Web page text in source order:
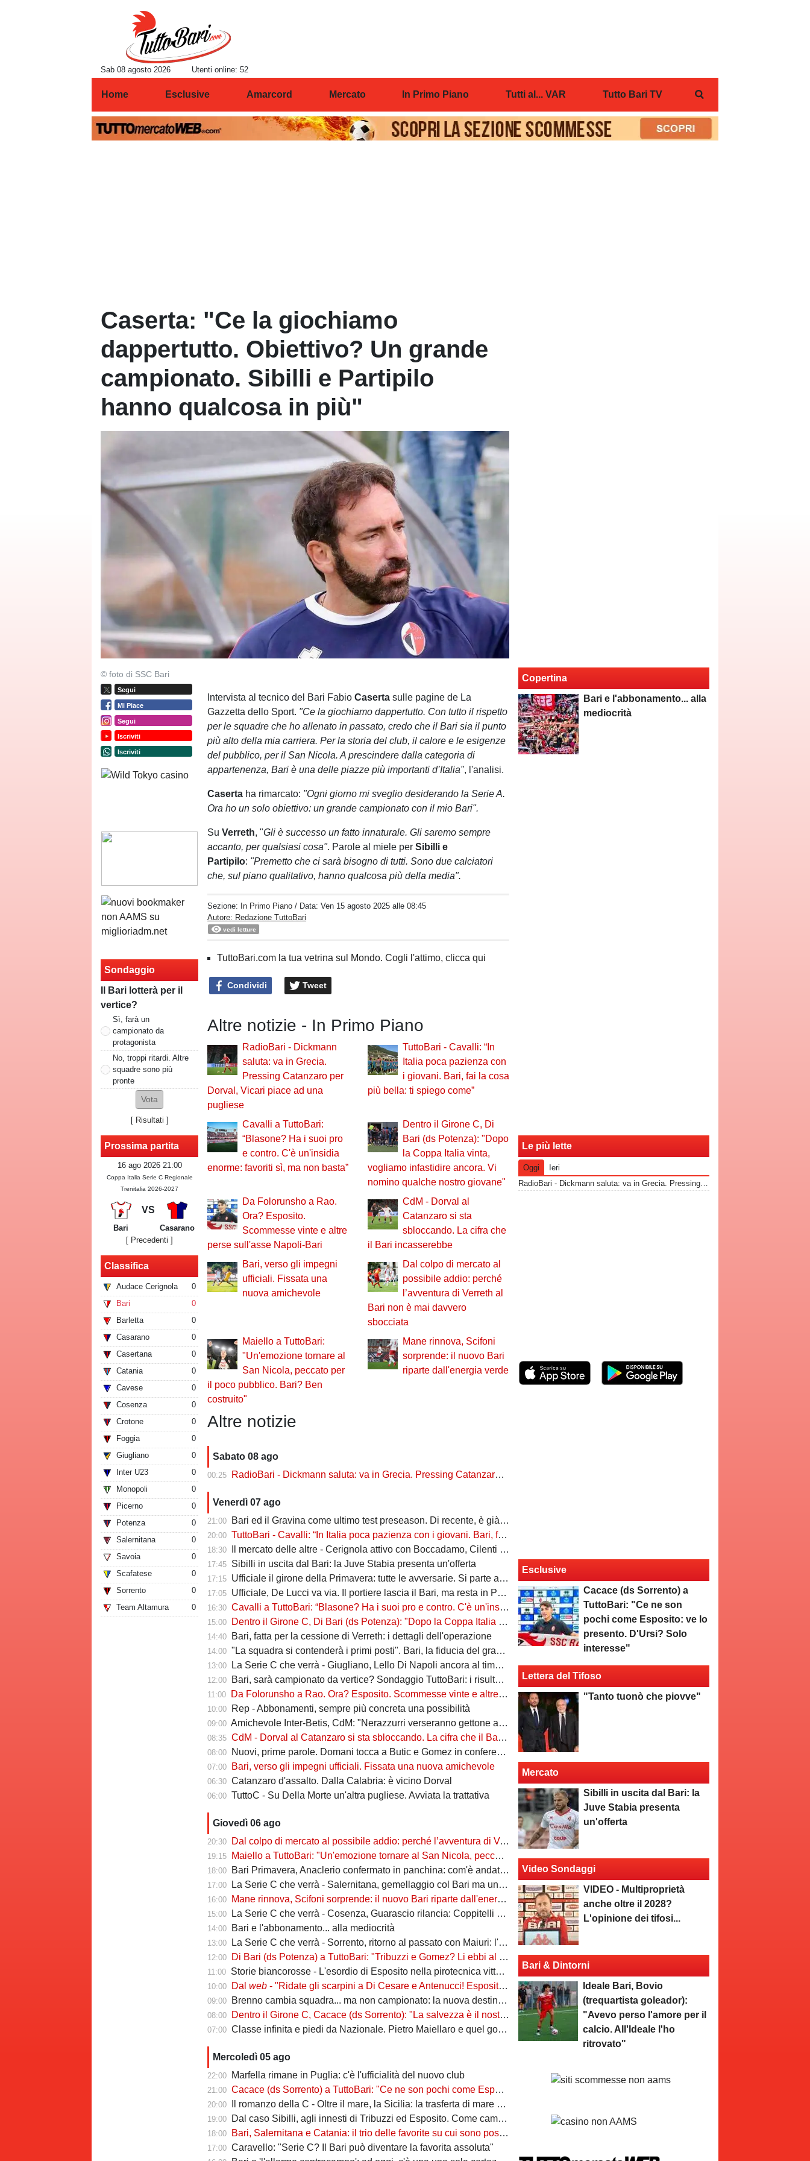
Sab 08 agosto 2026 Utenti online: 52
Home Esclusive Amarcord Mercato In Primo Piano Tutti al... VAR Tutto Bari TV
Caserta: "Ce la giochiamo
dappertutto. Obiettivo? Un grande
campionato. Sibilli e Partipilo
hanno qualcosa in più"
© foto di SSC Bari
Segui
Mi Piace
Segui
Iscriviti
Iscriviti
Sondaggio
Il Bari lotterà per il
vertice?
Sì, farà un
campionato da
protagonista
No, troppi ritardi. Altre
squadre sono più
pronte
[ Risultati ]
Prossima partita
16 ago 2026 21:00
Coppa Italia Serie C Regionale
Trenitalia 2026-2027
VS
Bari
Casarano
[ Precedenti ]
Classifica
Audace Cerignola
0
Bari
0
Barletta
0
Casarano
0
Casertana
0
Catania
0
Cavese
0
Cosenza
0
Crotone
0
Foggia
0
Giugliano
0
Inter U23
0
Monopoli
0
Picerno
0
Potenza
0
Salernitana
0
Savoia
0
Scafatese
0
Sorrento
0
Team Altamura
0
Intervista al tecnico del Bari FabioCasertasulle pagine de La
Gazzetta dello Sport. "Ce la giochiamo dappertutto. Con tutto il rispetto
per le squadre che ho allenato in passato, credo che il Bari sia il punto
più alto della mia carriera. Per la storia del club, il calore e le esigenze
del pubblico, per il San Nicola. A prescindere dalla categoria di
appartenenza, Bari è una delle piazze più importanti d’Italia", l'analisi.
Caserta ha rimarcato: "Ogni giorno mi sveglio desiderando la Serie A.
Ora ho un solo obiettivo: un grande campionato con il mio Bari".
SuVerreth, "Gli è successo un fatto innaturale. Gli saremo sempre
accanto, per qualsiasi cosa". Parole al miele perSibilli e
Partipilo: "Premetto che ci sarà bisogno di tutti. Sono due calciatori
che, sul piano qualitativo, hanno qualcosa più della media".
Sezione: In Primo Piano / Data:Ven 15 agosto 2025 alle 08:45
Autore: Redazione TuttoBari
vedi letture
TuttoBari.com la tua vetrina sul Mondo. Cogli l'attimo, clicca qui
Condividi Tweet
Altre notizie - In Primo Piano
RadioBari - Dickmann
saluta: va in Grecia.
Pressing Catanzaro per
Dorval, Vicari piace ad una
pugliese
TuttoBari - Cavalli: “In
Italia poca pazienza con
i giovani. Bari, fai la cosa
più bella: ti spiego come”
Cavalli a TuttoBari:
“Blasone? Ha i suoi pro
e contro. C'è un'insidia
enorme: favoriti sì, ma non basta”
Dentro il Girone C, Di
Bari (ds Potenza): "Dopo
la Coppa Italia vinta,
vogliamo infastidire ancora. Vi
nomino qualche nostro giovane"
Da Folorunsho a Rao.
Ora? Esposito.
Scommesse vinte e altre
perse sull'asse Napoli-Bari
CdM - Dorval al
Catanzaro si sta
sbloccando. La cifra che
il Bari incasserebbe
Bari, verso gli impegni
ufficiali. Fissata una
nuova amichevole
Dal colpo di mercato al
possibile addio: perché
l’avventura di Verreth al
Bari non è mai davvero
sbocciata
Maiello a TuttoBari:
"Un'emozione tornare al
San Nicola, peccato per
il poco pubblico. Bari? Ben
costruito"
Mane rinnova, Scifoni
sorprende: il nuovo Bari
riparte dall'energia verde
Altre notizie
Sabato 08 ago
00:25 RadioBari - Dickmann saluta: va in Grecia. Pressing Catanzaro per Dorval, Vicari piace ad una pugliese
Venerdì 07 ago
21:00 Bari ed il Gravina come ultimo test preseason. Di recente, è già successo due volte
20:00 TuttoBari - Cavalli: “In Italia poca pazienza con i giovani. Bari, fai la cosa più bella: ti spiego come”
18:30 Il mercato delle altre - Cerignola attivo con Boccadamo, Cilenti e Padula. Casertana su Antonio Ferrara. Della Morte piace al Foggia
17:45 Sibilli in uscita dal Bari: la Juve Stabia presenta un'offerta
17:15 Ufficiale il girone della Primavera: tutte le avversarie. Si parte a settembre
17:05 Ufficiale, De Lucci va via. Il portiere lascia il Bari, ma resta in Puglia
16:30 Cavalli a TuttoBari: “Blasone? Ha i suoi pro e contro. C'è un'insidia enorme: favoriti sì, ma non basta”
15:00 Dentro il Girone C, Di Bari (ds Potenza): "Dopo la Coppa Italia vinta, vogliamo infastidire ancora. Vi nomino qualche nostro giovane"
14:40 Bari, fatta per la cessione di Verreth: i dettagli dell'operazione
14:00 "La squadra si contenderà i primi posti". Bari, la fiducia del grande ex
13:00 La Serie C che verrà - Giugliano, Lello Di Napoli ancora al timone: il re delle salvezze vuole evitare un'altra stagione da brividi
12:00 Bari, sarà campionato da vertice? Sondaggio TuttoBari: i risultati provvisori
11:00 Da Folorunsho a Rao. Ora? Esposito. Scommesse vinte e altre perse sull'asse Napoli-Bari
10:00 Rep - Abbonamenti, sempre più concreta una possibilità
09:00 Amichevole Inter-Betis, CdM: "Nerazzurri verseranno gettone al Bari. E verrà girato al Comune"
08:35 CdM - Dorval al Catanzaro si sta sbloccando. La cifra che il Bari incasserebbe
08:00 Nuovi, prime parole. Domani tocca a Butic e Gomez in conferenza
07:00 Bari, verso gli impegni ufficiali. Fissata una nuova amichevole
06:30 Catanzaro d'assalto. Dalla Calabria: è vicino Dorval
06:00 TuttoC - Su Della Morte un'altra pugliese. Avviata la trattativa
Giovedì 06 ago
20:30 Dal colpo di mercato al possibile addio: perché l’avventura di Verreth al Bari non è mai davvero sbocciata
19:15 Maiello a TuttoBari: "Un'emozione tornare al San Nicola, peccato per il poco pubblico. Bari? Ben costruito"
18:00 Bari Primavera, Anaclerio confermato in panchina: com'è andata la scorsa stagione?
17:00 La Serie C che verrà - Salernitana, gemellaggio col Bari ma una sola missione: tornare subito in Serie B
16:00 Mane rinnova, Scifoni sorprende: il nuovo Bari riparte dall'energia verde
15:00 La Serie C che verrà - Cosenza, Guarascio rilancia: Coppitelli per riportare i lupi in Serie B
14:00 Bari e l'abbonamento... alla mediocrità
13:00 La Serie C che verrà - Sorrento, ritorno al passato con Maiuri: l'obiettivo è una salvezza senza affanni
12:00 Di Bari (ds Potenza) a TuttoBari: "Tribuzzi e Gomez? Li ebbi al Crotone. Alessio può fare più ruoli, Guido è una certezza"
11:00 Storie biancorosse - L'esordio di Esposito nella pirotecnica vittoria contro la Spal di De Rossi e Nainggolan
10:00 Dalweb - "Ridate gli scarpini a Di Cesare e Antenucci! Esposito? Forte, ma valorizziamo sempre giocatori del Napoli"
09:00 Brenno cambia squadra... ma non campionato: la nuova destinazione dell'ex Bari
08:00 Dentro il Girone C, Cacace (ds Sorrento): "La salvezza è il nostro scudetto, torniamo a casa dopo gennaio. Ecco la nostra forza"
07:00 Classe infinita e piedi da Nazionale. Pietro Maiellaro e quel gol da quaranta metri...
Mercoledì 05 ago
22:00 Marfella rimane in Puglia: c'è l'ufficialità del nuovo club
21:00 Cacace (ds Sorrento) a TuttoBari: "Ce ne son pochi come Esposito: ve lo presento. D'Ursi? Solo interesse"
20:00 Il romanzo della C - Oltre il mare, la Sicilia: la trasferta di mare e di vento
19:00 Dal caso Sibilli, agli innesti di Tribuzzi ed Esposito. Come cambia l’attacco
18:00 Bari, Salernitana e Catania: il trio delle favorite su cui sono poste le aspettative e gli obiettivi promozione
17:00 Caravello: "Serie C? Il Bari può diventare la favorita assoluta"
Copertina
Bari e l'abbonamento... alla
mediocrità
Le più lette
Oggi
Ieri
RadioBari - Dickmann saluta: va in Grecia. Pressing Catanzaro per Dorval, Vicari piace ad una pugliese
Esclusive
Cacace (ds Sorrento) a
TuttoBari: "Ce ne son
pochi come Esposito: ve lo
presento. D'Ursi? Solo
interesse"
Lettera del Tifoso
"Tanto tuonò che piovve"
Mercato
Sibilli in uscita dal Bari: la
Juve Stabia presenta
un'offerta
Video Sondaggi
VIDEO - Multiproprietà
anche oltre il 2028?
L'opinione dei tifosi...
Bari & Dintorni
Ideale Bari, Bovio
(trequartista goleador):
"Avevo perso l'amore per il
calcio. All'Ideale l'ho
ritrovato"